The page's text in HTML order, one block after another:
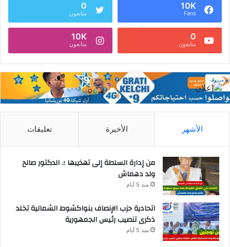
10K
Fans
0
متابعون
0
متابعون
10K
متابعون
الأشهر الأخيرة تعليقات
من إدارة السلطة إلى تهذيبها ؛. الدكتور صالح
ولد دهماش
منذ 5 أيام
اتحادية حزب الإنصاف بنواكشوط الشمالية تخلد
ذكرى تنصيب رئيس الجمهورية
منذ 5 أيام